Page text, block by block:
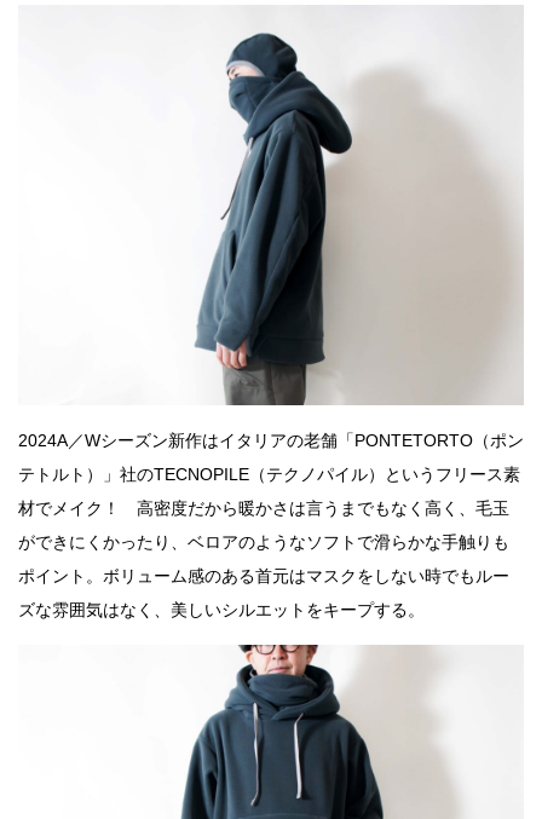
2024A／Wシーズン新作はイタリアの老舗「PONTETORTO（ポン
テトルト）」社のTECNOPILE（テクノパイル）というフリース素
材でメイク！ 高密度だから暖かさは言うまでもなく高く、毛玉
ができにくかったり、ベロアのようなソフトで滑らかな手触りも
ポイント。ボリューム感のある首元はマスクをしない時でもルー
ズな雰囲気はなく、美しいシルエットをキープする。